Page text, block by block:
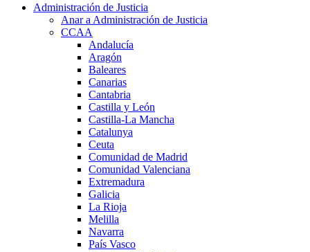
Administración de Justicia
Anar a Administración de Justicia
CCAA
Andalucía
Aragón
Baleares
Canarias
Cantabria
Castilla y León
Castilla-La Mancha
Catalunya
Ceuta
Comunidad de Madrid
Comunidad Valenciana
Extremadura
Galicia
La Rioja
Melilla
Navarra
País Vasco